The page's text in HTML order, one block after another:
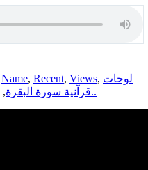
Name, Recent, Views, لوحات
قرآنية سورة البقرة, المزيد..